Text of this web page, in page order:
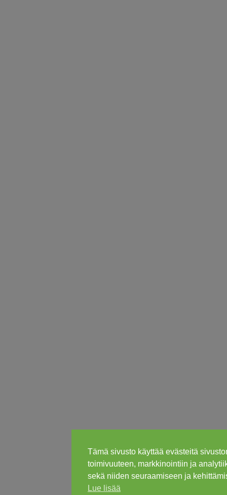
Tämä sivusto käyttää evästeitä
toimivuuteen, markkinointiin ja
sekä niiden seuraamiseen ja
Lue lisää